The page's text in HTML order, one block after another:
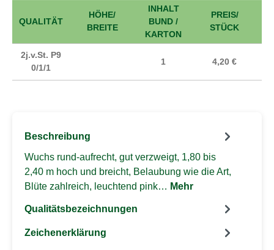
QUALITÄT
HÖHE/
BREITE
INHALT
BUND /
KARTON
PREIS/
STÜCK
2j.v.St. P9
0/1/1
1 4,20 €
Beschreibung
Wuchs rund-aufrecht, gut verzweigt, 1,80 bis
2,40 m hoch und breicht, Belaubung wie die Art,
Blüte zahlreich, leuchtend pink… Mehr
Qualitätsbezeichnungen
Zeichenerklärung